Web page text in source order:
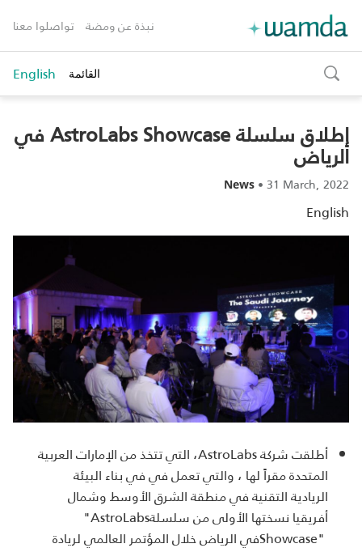
نبذة عن ومضة تواصلوا معنا
toggle
search
القائمة English
إطلاق سلسلة AstroLabs Showcase في
الرياض
News •31 March, 2022
English
أطلقت شركة،AstroLabsالتي تتخذ من الإمارات العربية
المتحدة مقراً لها ، والتي تعمل في في بناء البيئة
الريادية التقنية في منطقة الشرق الأوسط وشمال
أفريقيا نسختها الأولى من سلسلة"AstroLabs
Showcase"في الرياض خلال المؤتمر العالمي لريادة